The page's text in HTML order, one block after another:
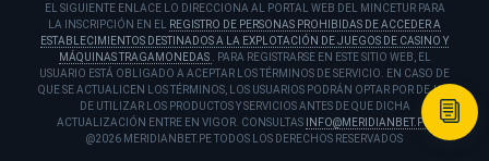
EL SIGUIENTE ENLACE LO DIRECCIONA AL PORTAL WEB DEL MINCETUR PARA
LA INSCRIPCIÓN EN EL
REGISTRO DE PERSONAS PROHIBIDAS DE ACCEDER A
ESTABLECIMIENTOS DESTINADOS A LA EXPLOTACIÓN DE JUEGOS DE CASINO Y
MÁQUINAS TRAGAMONEDAS
. PARA REGISTRARSE EN ESTE SITIO WEB, EL
USUARIO ESTÁ OBLIGADO A ACEPTAR LOS TÉRMINOS DE SERVICIO. EN CASO DE
QUE SE ACTUALICEN LOS TÉRMINOS, LOS USUARIOS PODRÁN OPTAR POR DEJAR
DE UTILIZAR LOS PRODUCTOS Y SERVICIOS ANTES DE QUE DICHA
ACTUALIZACIÓN ENTRE EN VIGOR. CONSULTAS
INFO@MERIDIANBET.PE
@2026 MERIDIANBET.PE TODOS LOS DERECHOS RESERVADOS